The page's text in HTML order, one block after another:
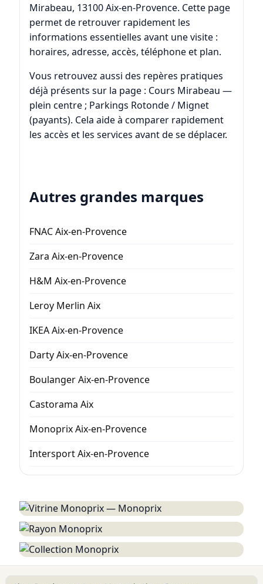
Mirabeau, 13100 Aix-en-Provence. Cette page
permet de retrouver rapidement les
informations essentielles avant une visite :
horaires, adresse, accès, téléphone et plan.
Vous retrouvez aussi des repères pratiques
déjà présents sur la page : Cours Mirabeau —
plein centre ; Parkings Rotonde / Mignet
(payants). Cela aide à comparer rapidement
les accès et les services avant de se déplacer.
Autres grandes marques
FNAC Aix-en-Provence
Zara Aix-en-Provence
H&M Aix-en-Provence
Leroy Merlin Aix
IKEA Aix-en-Provence
Darty Aix-en-Provence
Boulanger Aix-en-Provence
Castorama Aix
Monoprix Aix-en-Provence
Intersport Aix-en-Provence